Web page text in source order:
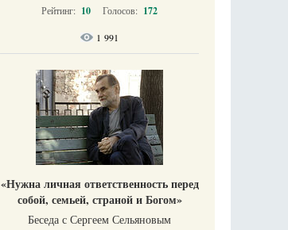
Рейтинг: 10 Голосов: 172
1 991
«Нужна личная ответственность перед
собой, семьей, страной и Богом»
Беседа с Сергеем Сельяновым